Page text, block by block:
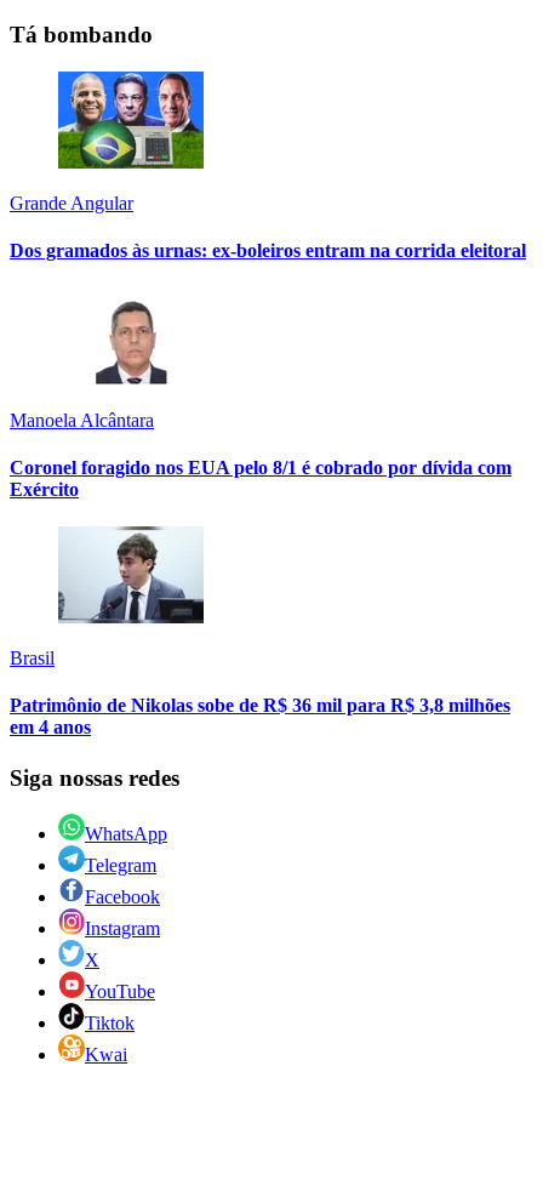
Tá bombando
Grande Angular
Dos gramados às urnas: ex-boleiros entram na corrida eleitoral
Manoela Alcântara
Coronel foragido nos EUA pelo 8/1 é cobrado por dívida com
Exército
Brasil
Patrimônio de Nikolas sobe de R$ 36 mil para R$ 3,8 milhões
em 4 anos
Siga nossas redes
WhatsApp
Telegram
Facebook
Instagram
X
YouTube
Tiktok
Kwai